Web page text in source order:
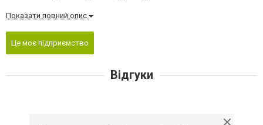
Показати повний опис
Це моє підприємство
Відгуки